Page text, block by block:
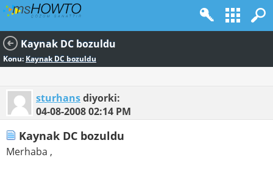
Kaynak DC bozuldu
Konu: Kaynak DC bozuldu
sturhansdiyorki:
04-08-200802:14 PM
Kaynak DC bozuldu
Merhaba ,